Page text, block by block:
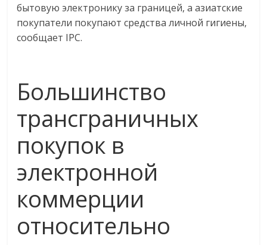
бытовую электронику за границей, а азиатские
покупатели покупают средства личной гигиены,
сообщает IPC.
Большинство
трансграничных
покупок в
электронной
коммерции
относительно